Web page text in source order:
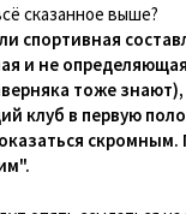
сказанное выше?
спортивная
и не
тоже
клуб в первую
скромным.